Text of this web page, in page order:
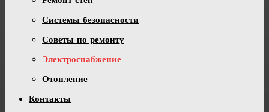
Системы безопасности
Советы по ремонту
Электроснабжение
Отопление
Контакты